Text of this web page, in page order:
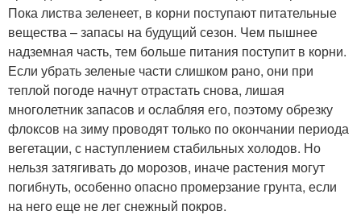
Пока листва зеленеет, в корни поступают питательные
вещества – запасы на будущий сезон. Чем пышнее
надземная часть, тем больше питания поступит в корни.
Если убрать зеленые части слишком рано, они при
теплой погоде начнут отрастать снова, лишая
многолетник запасов и ослабляя его, поэтому обрезку
флоксов на зиму проводят только по окончании периода
вегетации, с наступлением стабильных холодов. Но
нельзя затягивать до морозов, иначе растения могут
погибнуть, особенно опасно промерзание грунта, если
на него еще не лег снежный покров.